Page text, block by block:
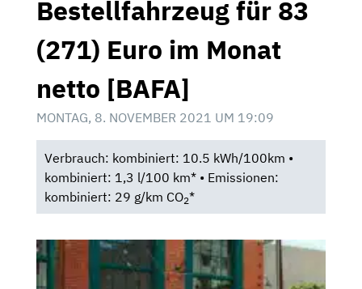
Bestellfahrzeug für 83
(271) Euro im Monat
netto [BAFA]
MONTAG, 8. NOVEMBER 2021 UM 19:09
Verbrauch: kombiniert: 10.5 kWh/100km •
kombiniert: 1,3 l/100 km* • Emissionen:
kombiniert: 29 g/km CO2*